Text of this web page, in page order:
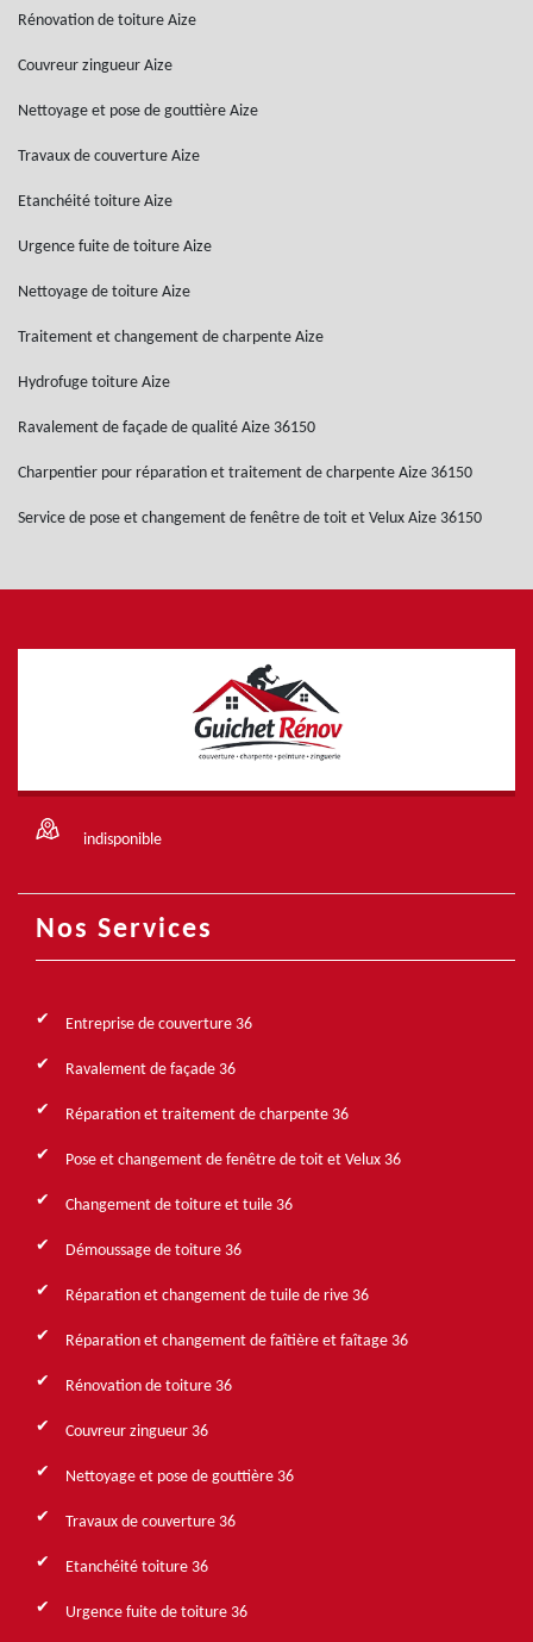
Rénovation de toiture Aize
Couvreur zingueur Aize
Nettoyage et pose de gouttière Aize
Travaux de couverture Aize
Etanchéité toiture Aize
Urgence fuite de toiture Aize
Nettoyage de toiture Aize
Traitement et changement de charpente Aize
Hydrofuge toiture Aize
Ravalement de façade de qualité Aize 36150
Charpentier pour réparation et traitement de charpente Aize 36150
Service de pose et changement de fenêtre de toit et Velux Aize 36150
indisponible
Nos Services
Entreprise de couverture 36
Ravalement de façade 36
Réparation et traitement de charpente 36
Pose et changement de fenêtre de toit et Velux 36
Changement de toiture et tuile 36
Démoussage de toiture 36
Réparation et changement de tuile de rive 36
Réparation et changement de faîtière et faîtage 36
Rénovation de toiture 36
Couvreur zingueur 36
Nettoyage et pose de gouttière 36
Travaux de couverture 36
Etanchéité toiture 36
Urgence fuite de toiture 36